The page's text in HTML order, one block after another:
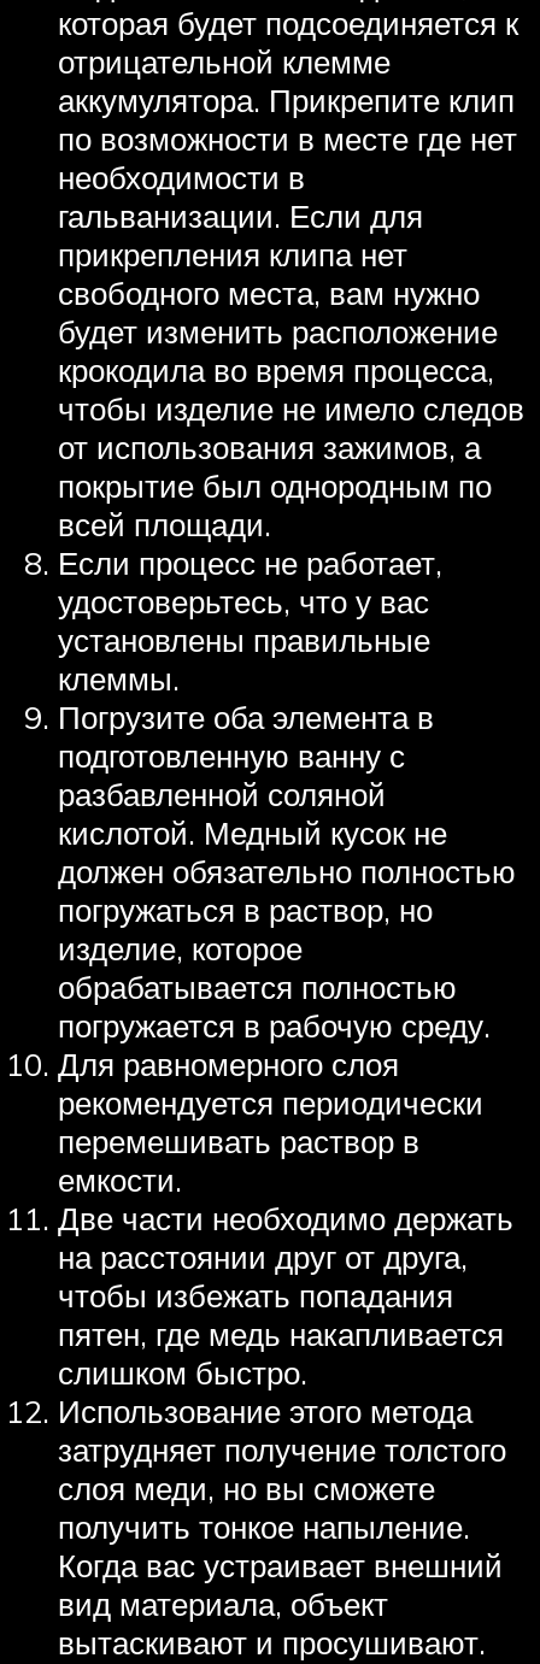
которая будет подсоединяется к
отрицательной клемме
аккумулятора. Прикрепите клип
по возможности в месте где нет
необходимости в
гальванизации. Если для
прикрепления клипа нет
свободного места, вам нужно
будет изменить расположение
крокодила во время процесса,
чтобы изделие не имело следов
от использования зажимов, а
покрытие был однородным по
всей площади.
Если процесс не работает,
удостоверьтесь, что у вас
установлены правильные
клеммы.
Погрузите оба элемента в
подготовленную ванну с
разбавленной соляной
кислотой. Медный кусок не
должен обязательно полностью
погружаться в раствор, но
изделие, которое
обрабатывается полностью
погружается в рабочую среду.
Для равномерного слоя
рекомендуется периодически
перемешивать раствор в
емкости.
Две части необходимо держать
на расстоянии друг от друга,
чтобы избежать попадания
пятен, где медь накапливается
слишком быстро.
Использование этого метода
затрудняет получение толстого
слоя меди, но вы сможете
получить тонкое напыление.
Когда вас устраивает внешний
вид материала, объект
вытаскивают и просушивают.